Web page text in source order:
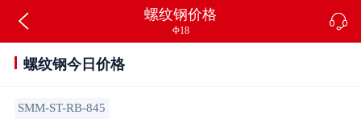
螺纹钢价格
Φ18
螺纹钢今日价格
SMM-ST-RB-845